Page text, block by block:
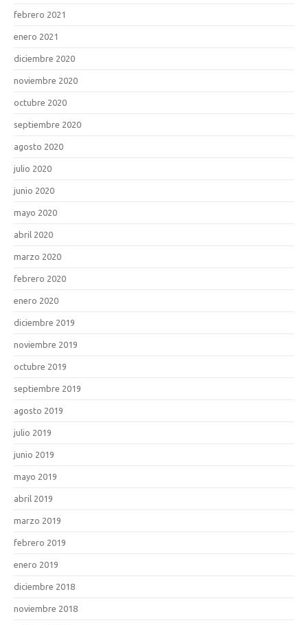
febrero 2021
enero 2021
diciembre 2020
noviembre 2020
octubre 2020
septiembre 2020
agosto 2020
julio 2020
junio 2020
mayo 2020
abril 2020
marzo 2020
febrero 2020
enero 2020
diciembre 2019
noviembre 2019
octubre 2019
septiembre 2019
agosto 2019
julio 2019
junio 2019
mayo 2019
abril 2019
marzo 2019
febrero 2019
enero 2019
diciembre 2018
noviembre 2018